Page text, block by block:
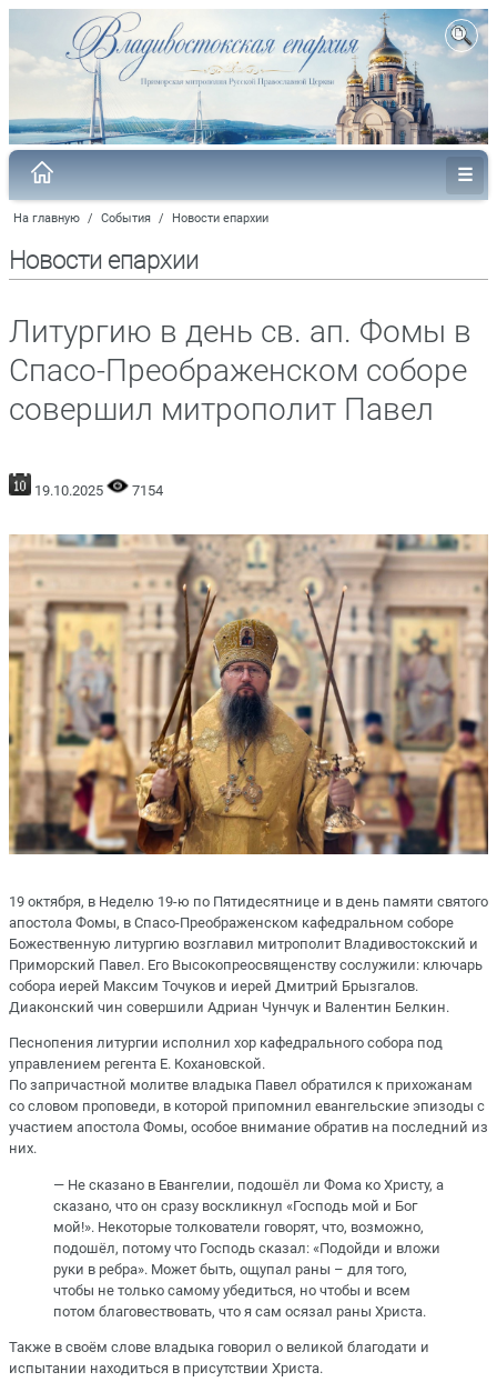
На главную / События / Новости епархии
Новости епархии
Литургию в день св. ап. Фомы в
Спасо-Преображенском соборе
совершил митрополит Павел
19.10.2025 7154
19 октября, в Неделю 19-ю по Пятидесятнице и в день памяти святого
апостола Фомы, в Спасо-Преображенском кафедральном соборе
Божественную литургию возглавил митрополит Владивостокский и
Приморский Павел. Его Высокопреосвященству сослужили: ключарь
собора иерей Максим Точуков и иерей Дмитрий Брызгалов.
Диаконский чин совершили Адриан Чунчук и Валентин Белкин.
Песнопения литургии исполнил хор кафедрального собора под
управлением регента Е. Кохановской.
По запричастной молитве владыка Павел обратился к прихожанам
со словом проповеди, в которой припомнил евангельские эпизоды с
участием апостола Фомы, особое внимание обратив на последний из
них.
— Не сказано в Евангелии, подошёл ли Фома ко Христу, а
сказано, что он сразу воскликнул «Господь мой и Бог
мой!». Некоторые толкователи говорят, что, возможно,
подошёл, потому что Господь сказал: «Подойди и вложи
руки в ребра». Может быть, ощупал раны – для того,
чтобы не только самому убедиться, но чтобы и всем
потом благовествовать, что я сам осязал раны Христа.
Также в своём слове владыка говорил о великой благодати и
испытании находиться в присутствии Христа.